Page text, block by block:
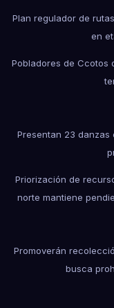
Plan regulador de
en
Pobladores de Ccotos
Presentan 23
Priorización de
norte mantiene
Promoverán
busca